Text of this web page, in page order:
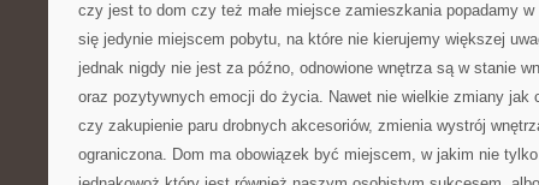
czy jest to dom czy też małe miejsce zamieszkania popadamy
się jedynie miejscem pobytu, na które nie kierujemy większej
jednak nigdy nie jest za późno, odnowione wnętrza są w stanie
oraz pozytywnych emocji do życia. Nawet nie wielkie zmiany jak
czy zakupienie paru drobnych akcesoriów, zmienia wystrój
ograniczona. Dom ma obowiązek być miejscem, w jakim nie